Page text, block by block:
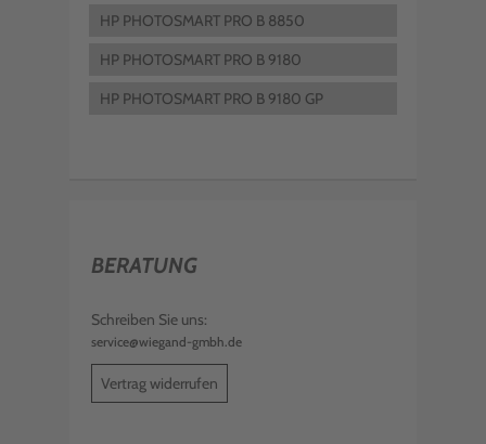
HP PHOTOSMART PRO B 8850
HP PHOTOSMART PRO B 9180
HP PHOTOSMART PRO B 9180 GP
BERATUNG
Schreiben Sie uns:
service@wiegand-gmbh.de
Vertrag widerrufen